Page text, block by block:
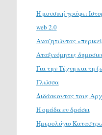
H μουσική γράφει
web 2.0
Αναζητώντας
Αταξινόμητες
Για την Τέχνη και τη
Γλώσσα
Διδάσκοντας τους
Η ομάδα εν δράσει
Ημερολόγιο